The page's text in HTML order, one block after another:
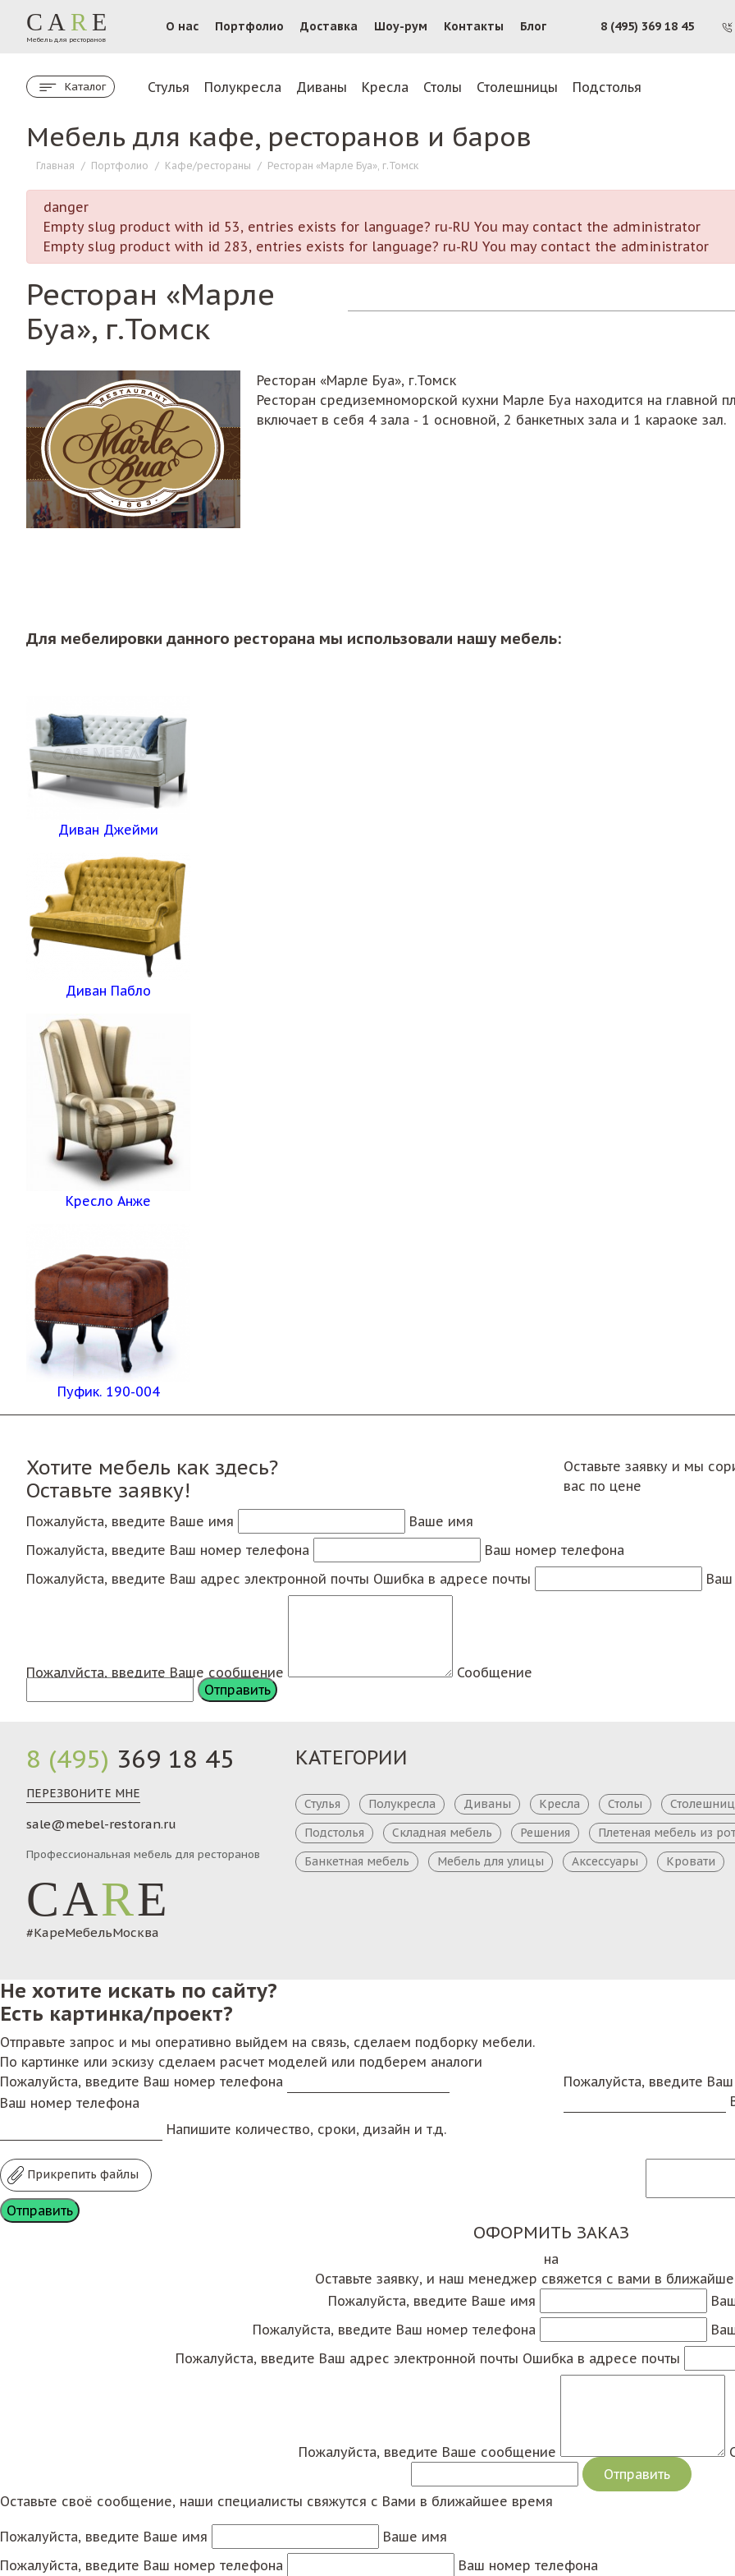
CA R E
Мебель для ресторанов
О нас Портфолио Доставка Шоу-рум Контакты Блог 8 (495) 369 18 45
Каталог Стулья Полукресла Диваны Кресла Столы Столешницы Подстолья
Мебель для кафе, ресторанов и баров
Главная / Портфолио / Кафе/рестораны / Ресторан «Марле Буа», г.Томск
danger
Empty slug product with id 53, entries exists for language? ru-RU You may contact the administrator
Empty slug product with id 283, entries exists for language? ru-RU You may contact the administrator
Ресторан «Марле
Буа», г.Томск
Ресторан «Марле Буа», г.Томск
Ресторан средиземноморской кухни Марле Буа находится на главной
включает в себя 4 зала - 1 основной, 2 банкетных зала и 1 караоке зал.
Для мебелировки данного ресторана мы использовали нашу мебель:
Диван Джейми
Диван Пабло
Кресло Анже
Пуфик. 190-004
Хотите мебель как здесь?
Оставьте заявку!
Оставьте заявку и мы
вас по цене
Пожалуйста, введите Ваше имя
Ваше имя
Пожалуйста, введите Ваш номер телефона
Ваш номер телефона
Пожалуйста, введите Ваш адрес электронной почты Ошибка в адресе почты Ваш
Пожалуйста, введите Ваше сообщение Сообщение
8 (495) 369 18 45
ПЕРЕЗВОНИТЕ МНЕ
sale@mebel-restoran.ru
Профессиональная мебель для ресторанов
CARE
#КареМебельМосква
КАТЕГОРИИ
Стулья Полукресла Диваны Кресла Столы
Подстолья
Складная мебель Решения
Плетеная мебель из
Банкетная мебель
Мебель для улицы Аксессуары Кровати
Не хотите искать по сайту?
Есть картинка/проект?
Отправьте запрос и мы оперативно выйдем на связь, сделаем подборку мебели.
По картинке или эскизу сделаем расчет моделей или подберем аналоги
Пожалуйста, введите Ваш номер телефона
Ваш номер телефона
Пожалуйста, введите
Напишите количество, сроки, дизайн и т.д.
Прикрепить файлы
ОФОРМИТЬ ЗАКАЗ
на
Оставьте заявку, и наш менеджер свяжется с вами в
Пожалуйста, введите Ваше имя
Пожалуйста, введите Ваш номер телефона
Пожалуйста, введите Ваш адрес электронной почты Ошибка в адресе почты
Пожалуйста, введите Ваше сообщение
Оставьте своё сообщение, наши специалисты свяжутся с Вами в ближайшее время
Пожалуйста, введите Ваше имя
Ваше имя
Пожалуйста, введите Ваш номер телефона
Ваш номер телефона